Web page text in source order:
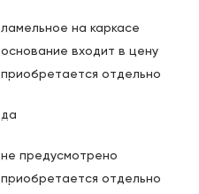
ламельное на каркасе
основание входит в цену
приобретается отдельно
да
не предусмотрено
приобретается отдельно